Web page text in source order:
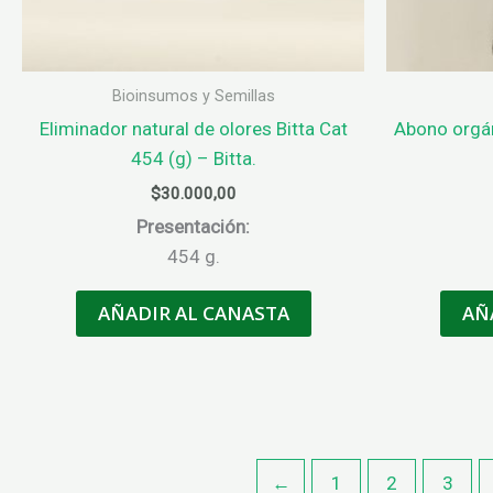
Bioinsumos y Semillas
Eliminador natural de olores Bitta Cat
454 (g) – Bitta.
$30.000,00
Presentación:
454 g.
AÑADIR AL CANASTA
Abono
← 1 2 3